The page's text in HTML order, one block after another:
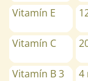
Vitamín E
Vitamín C
Vitamín B 3 4